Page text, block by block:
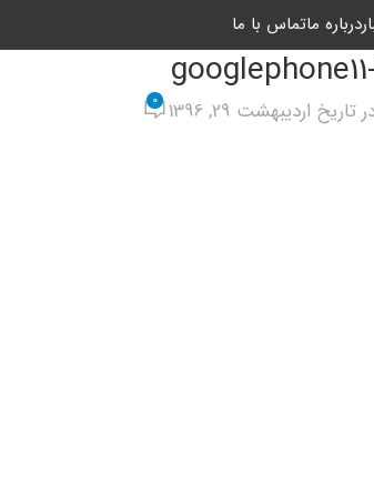
درباره ماتماس با ما
تاریخ اردیبهشت 29, 1396 0